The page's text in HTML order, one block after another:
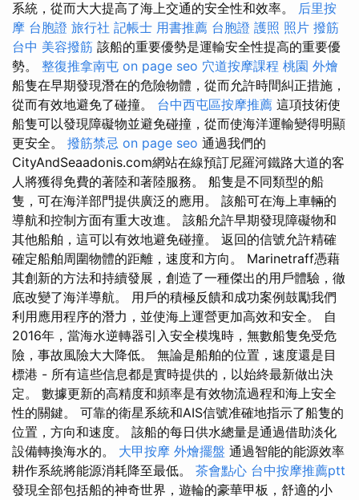
系統，從而大大提高了海上交通的安全性和效率。 后里按
摩 台胞證 旅行社 記帳士 用書推薦 台胞證 護照 照片 撥筋
台中 美容撥筋 該船的重要優勢是運輸安全性提高的重要優
勢。 整復推拿南屯 on page seo 穴道按摩課程 桃園 外燴
船隻在早期發現潛在的危險物體，從而允許時間糾正措施，
從而有效地避免了碰撞。 台中西屯區按摩推薦 這項技術使
船隻可以發現障礙物並避免碰撞，從而使海洋運輸變得明顯
更安全。 撥筋禁忌 on page seo 通過我們的
CityAndSeaadonis.com網站在線預訂尼羅河鐵路大道的客
人將獲得免費的著陸和著陸服務。 船隻是不同類型的船
隻，可在海洋部門提供廣泛的應用。 該船可在海上車輛的
導航和控制方面有重大改進。 該船允許早期發現障礙物和
其他船舶，這可以有效地避免碰撞。 返回的信號允許精確
確定船舶周圍物體的距離，速度和方向。 Marinetraff憑藉
其創新的方法和持續發展，創造了一種傑出的用戶體驗，徹
底改變了海洋導航。 用戶的積極反饋和成功案例鼓勵我們
利用應用程序的潛力，並使海上運營更加高效和安全。 自
2016年，當海水逆轉器引入安全模塊時，無數船隻免受危
險，事故風險大大降低。 無論是船舶的位置，速度還是目
標港 - 所有這些信息都是實時提供的，以始終最新做出決
定。 數據更新的高精度和頻率是有效物流過程和海上安全
性的關鍵。 可靠的衛星系統和AIS信號准確地指示了船隻的
位置，方向和速度。 該船的每日供水總量是通過借助淡化
設備轉換海水的。 大甲按摩 外燴擺盤 通過智能的能源效率
耕作系統將能源消耗降至最低。 茶會點心 台中按摩推薦ptt
發現全部包括船的神奇世界，遊輪的豪華甲板，舒適的小